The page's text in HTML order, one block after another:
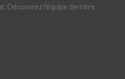
Découvrez l'équipe derrière